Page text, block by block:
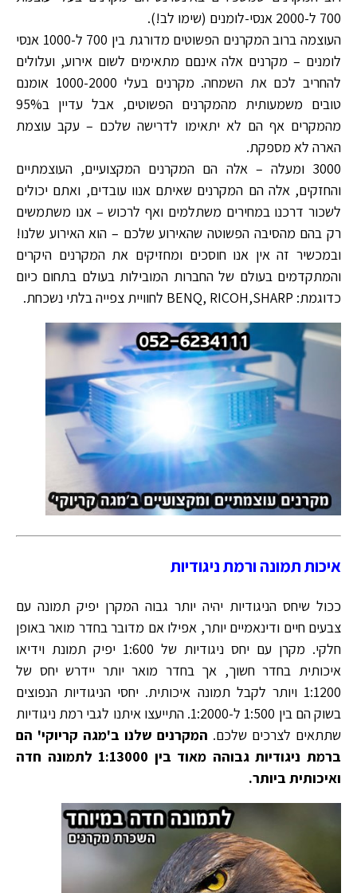
700 ל-2000 אנסי-לומנים (שימו לב!).
העוצמה ברוב המקרנים הפשוטים מדורגת בין 700 ל-1000 אנסי
לומנים – מקרנים אלה אינםם מתאימים לשום אירוע, ועלולים
להחריב לכם את השמחה. מקרנים בעלי 1000-2000 אומנם
טובים משמעותית מהמקרנים הפשוטים, אבל עדיין ב95%
מהמקרים אף הם לא יתאימו לדרישה שלכם – עקב עוצמת
הארה לא מספקת.
3000 ומעלה – אלה הם המקרנים המקצועיים, העוצמתיים
והחזקים, אלה הם המקרנים שאיתם אנוו עובדים, ואתם יכולים
לשכור דרכנו במחירים משתלמים ואף לרכוש – אנו משתמשים
רק בהם מהסיבה הפשוטה שהאירוע שלכם – הוא האירוע שלנו!
ובמכשיר זה אין אנו חוסכים ומחזיקים את המקרנים היקרים
והמתקדמים בעולם של החברות המובילות בעולם בתחום כיום
כדוגמת: BENQ, RICOH,SHARP לחוויית צפייה בלתי נשכחת.
איכות תמונה ורמת ניגודיות
ככול שיחס הניגודיות יהיה יותר גבוה המקרן יפיק תמונה עם
צבעים חיים ודינאמיים יותר, אפילו אם מדובר בחדר מואר באופן
חלקי. מקרן עם יחס ניגודיות של 1:600 יפיק תמונת וידיאו
איכותית בחדר חשוך, אך בחדר מואר יותר יידרש יחס של
1:1200 ויותר לקבל תמונה איכותית. יחסי הניגודיות הנפוצים
בשוק הם בין 1:500 ל-1:2000. התייעצו איתנו לגבי רמת ניגודיות
שתתאים לצרכים שלכם. המקרנים שלנו ב'מגה קריוקי' הם
ברמת ניגודיות גבוהה מאוד בין 1:13000 לתמונה חדה
ואיכותית ביותר.